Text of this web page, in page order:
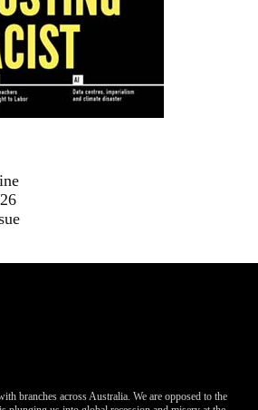
branches across Australia. We are opposed to the